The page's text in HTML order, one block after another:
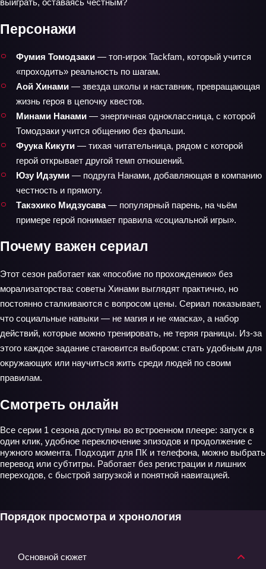
выиграть, оставаясь честным?
Персонажи
Фумия Томодзаки — топ‑игрок Tackfam, который учится
«проходить» реальность по шагам.
Аой Хинами — звезда школы и наставник, превращающая
жизнь героя в цепочку квестов.
Минами Нанами — энергичная одноклассница, с которой
Томодзаки учится общению без фальши.
Фуука Кикути — тихая читательница, рядом с которой
герой открывает другой темп отношений.
Юзу Идзуми — подруга Нанами, добавляющая в компанию
честность и прямоту.
Такэхико Мидзусава— популярный парень, на чьём
примере герой понимает правила «социальной игры».
Почему важен сериал
Этот сезон работает как «пособие по прохождению» без
морализаторства: советы Хинами выглядят практично, но
постоянно сталкиваются с вопросом цены. Сериал показывает,
что социальные навыки — не магия и не «маска», а набор
действий, которые можно тренировать, не теряя границы. Из-за
этого каждое задание становится выбором: стать удобным для
окружающих или научиться жить среди людей по своим
правилам.
Смотреть онлайн
Все серии 1 сезона доступны во встроенном плеере: запуск в
один клик, удобное переключение эпизодов и продолжение с
нужного момента. Подходит для ПК и телефона, можно выбрать
перевод или субтитры. Работает без регистрации и лишних
переходов, с быстрой загрузкой и понятной навигацией.
Порядок просмотра и хронология
Основной сюжет